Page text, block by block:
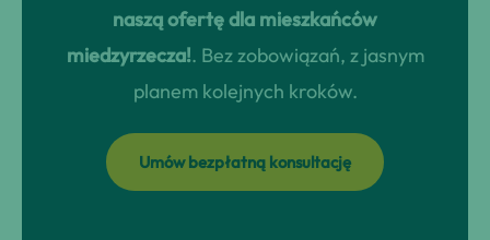
naszą ofertę dla mieszkańców
miedzyrzecza!. Bez zobowiązań, z jasnym
planem kolejnych kroków.
Umów bezpłatną konsultację